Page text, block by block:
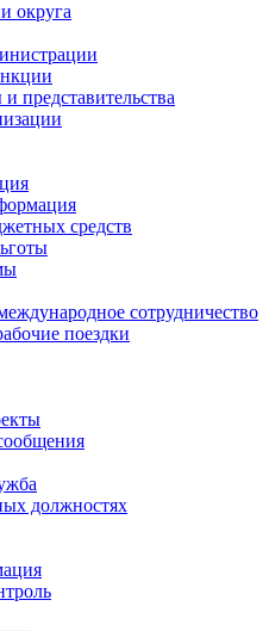
округа
представительства
средств
сотрудничество
поездки
должностях